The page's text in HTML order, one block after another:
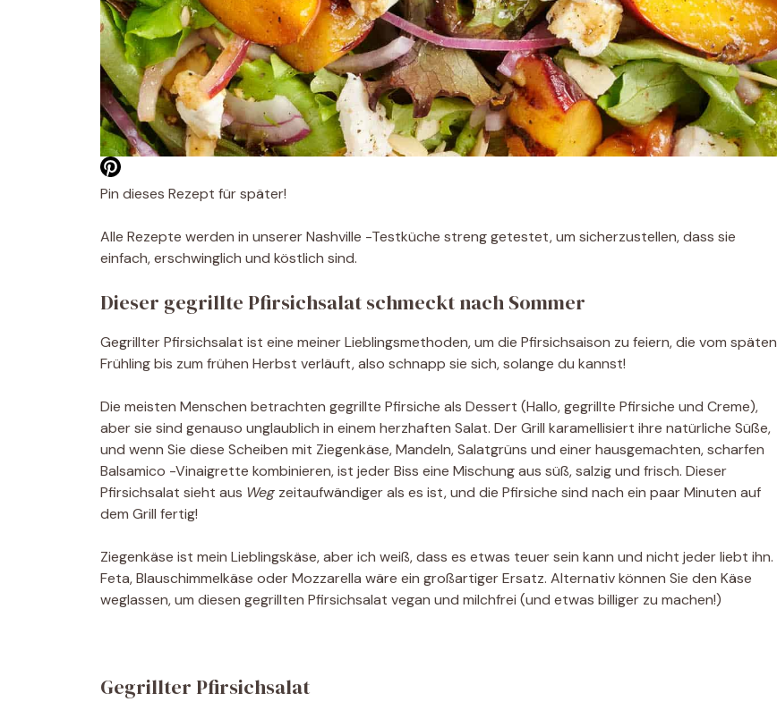
Pin dieses Rezept für später!
Alle Rezepte werden in unserer Nashville -Testküche streng getestet, um sicherzustellen, dass sie
einfach, erschwinglich und köstlich sind.
Dieser gegrillte Pfirsichsalat schmeckt nach Sommer
Gegrillter Pfirsichsalat ist eine meiner Lieblingsmethoden, um die Pfirsichsaison zu feiern, die vom späten
Frühling bis zum frühen Herbst verläuft, also schnapp sie sich, solange du kannst!
Die meisten Menschen betrachten gegrillte Pfirsiche als Dessert (Hallo, gegrillte Pfirsiche und Creme),
aber sie sind genauso unglaublich in einem herzhaften Salat. Der Grill karamellisiert ihre natürliche Süße,
und wenn Sie diese Scheiben mit Ziegenkäse, Mandeln, Salatgrüns und einer hausgemachten, scharfen
Balsamico -Vinaigrette kombinieren, ist jeder Biss eine Mischung aus süß, salzig und frisch. Dieser
Pfirsichsalat sieht aus Weg zeitaufwändiger als es ist, und die Pfirsiche sind nach ein paar Minuten auf
dem Grill fertig!
Ziegenkäse ist mein Lieblingskäse, aber ich weiß, dass es etwas teuer sein kann und nicht jeder liebt ihn.
Feta, Blauschimmelkäse oder Mozzarella wäre ein großartiger Ersatz. Alternativ können Sie den Käse
weglassen, um diesen gegrillten Pfirsichsalat vegan und milchfrei (und etwas billiger zu machen!)
Gegrillter Pfirsichsalat